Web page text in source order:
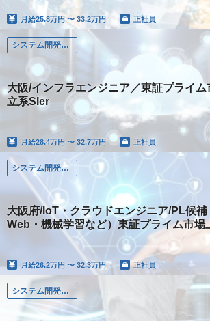
月給25.8万円 〜 33.2万円 正社員
システム開発（Web・オープン・モバイル系）
大阪/インフラエンジニア／東証プライム
立系SIer
月給28.4万円 〜 32.7万円 正社員
システム開発（Web・オープン・モバイル系）
大阪府/IoT・クラウドエンジニア/PL候
Web・機械学習など）東証プライム市場
月給26.2万円 〜 32.3万円 正社員
システム開発（Web・オープン・モバイル系）